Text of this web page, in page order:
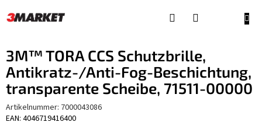
Inhalt
3M™ TORA CCS Schutzbrille,
Antikratz-/Anti-Fog-Beschichtung,
transparente Scheibe, 71511-00000
Artikelnummer: 7000043086
EAN: 4046719416400